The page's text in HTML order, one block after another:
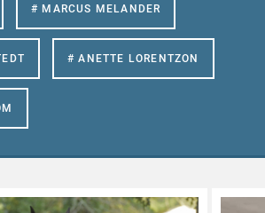
# MARCUS MELANDER
# ANETTE LORENTZON